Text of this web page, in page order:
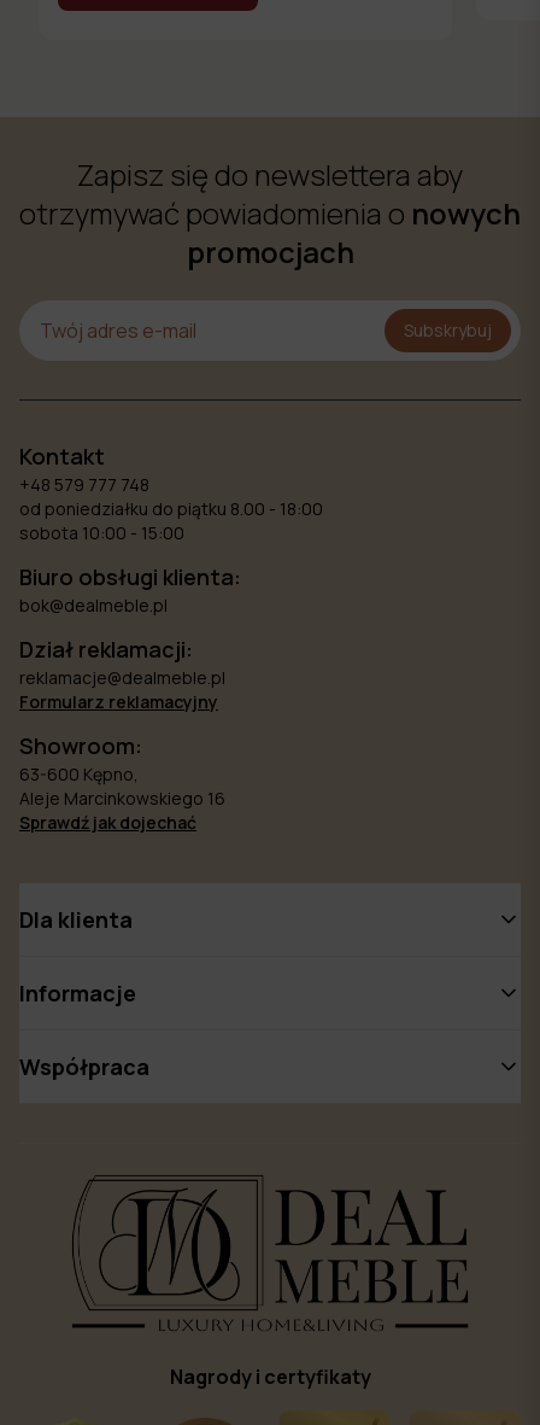
Zapisz się do newslettera aby
otrzymywać powiadomienia o nowych
promocjach
Subskrybuj
Kontakt
+48 579 777 748
od poniedziałku do piątku 8.00 - 18:00
sobota 10:00 - 15:00
Biuro obsługi klienta:
bok@dealmeble.pl
Dział reklamacji:
reklamacje@dealmeble.pl
Formularz reklamacyjny
Showroom:
63-600 Kępno,
Aleje Marcinkowskiego 16
Sprawdź jak dojechać
Dla klienta
Informacje
Współpraca
Nagrody i certyfikaty